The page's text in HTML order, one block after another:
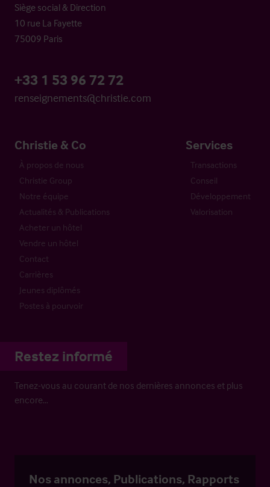
Siège social & Direction
10 rue La Fayette
75009 Paris
+33 1 53 96 72 72
renseignements@christie.com
Christie & Co
À propos de nous
Christie Group
Notre équipe
Actualités & Publications
Acheter un hôtel
Vendre un hôtel
Contact
Carrières
Jeunes diplômés
Postes à pourvoir
Services
Transactions
Conseil
Développement
Valorisation
Restez informé
Tenez-vous au courant de nos dernières annonces et plus
encore…
Nos annonces, Publications, Rapports